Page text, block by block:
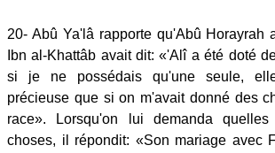
20- Abû Ya'lâ rapporte qu'Abû Horayrah
Ibn al-Khattâb avait dit: «'Alî a été doté
si je ne possédais qu'une seule,
précieuse que si on m'avait donné des
race». Lorsqu'on lui demanda
choses, il répondit: «Son mariage avec